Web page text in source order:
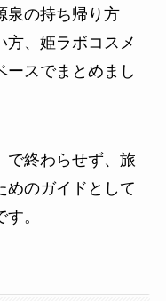
泉の持ち帰り方
方、姫ラボコスメ
ースでまとめまし
で終わらせず、旅
めのガイドとして
。